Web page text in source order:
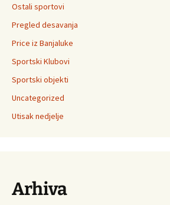
Ostali sportovi
Pregled desavanja
Price iz Banjaluke
Sportski Klubovi
Sportski objekti
Uncategorized
Utisak nedjelje
Arhiva